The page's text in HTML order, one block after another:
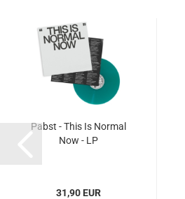
Pabst - This Is Normal
Now - LP
31,90 EUR